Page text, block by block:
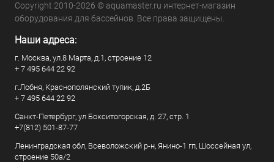
Copyright 2010-2026 © aquamaster.ru интернет-магазин
оборудования для бассейнов. Все права защищены.
Наши адреса:
г. Москва, ул.8 Марта, д.1, строение 12
+ 7 495 644 22 92
г.Лобня, Краснополянский тупик, д.2Б
+ 7 495 644 22 92
Санкт-Петербург, ул Бокситогорская, д. 27, стр. 1
+7(812) 501-87-77
Ленинградская обл, Всеволожский р-н, Янино-1 гп, Шоссейная ул,
строение 50а/2